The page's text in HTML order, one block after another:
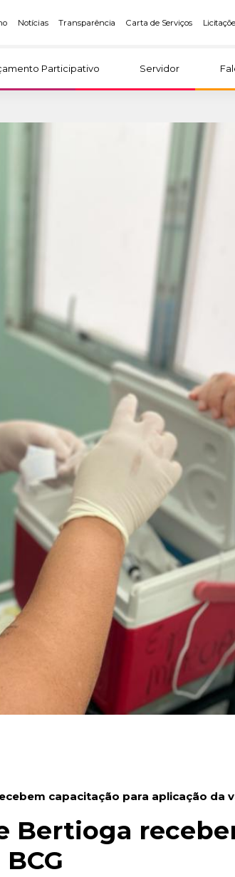
Notícias Transparência Carta de Serviços
Participativo Servidor
capacitação para aplicação da
Bertioga